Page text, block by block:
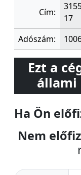
Cím:
17
Adószám:
Ezt a
állami
Ha Ön
Nem